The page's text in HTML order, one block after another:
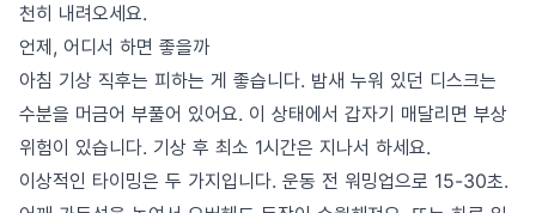
천히 내려오세요.
언제, 어디서 하면 좋을까
아침 기상 직후는 피하는 게 좋습니다. 밤새 누워 있던 디스크는
수분을 머금어 부풀어 있어요. 이 상태에서 갑자기 매달리면 부상
위험이 있습니다. 기상 후 최소 1시간은 지나서 하세요.
이상적인 타이밍은 두 가지입니다. 운동 전 워밍업으로 15-30초.